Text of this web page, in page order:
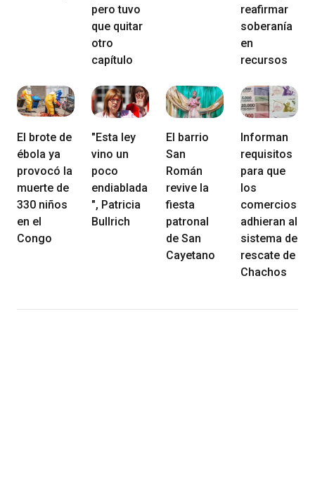
pero tuvo
que quitar
otro
capítulo
reafirmar
soberanía
en
recursos
El brote de
ébola ya
provocó la
muerte de
330 niños
en el
Congo
"Esta ley
vino un
poco
endiablada
", Patricia
Bullrich
El barrio
San
Román
revive la
fiesta
patronal
de San
Cayetano
Informan
requisitos
para que
los
comercios
adhieran al
sistema de
rescate de
Chachos